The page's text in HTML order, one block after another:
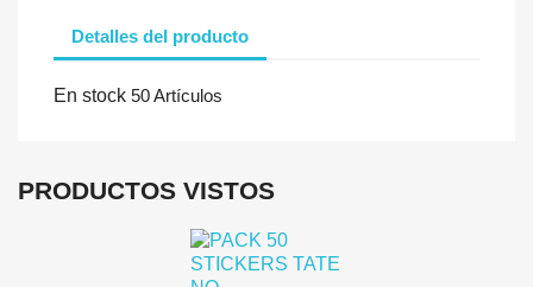
Detalles del producto
En stock 50 Artículos
PRODUCTOS VISTOS
Iniciar sesión